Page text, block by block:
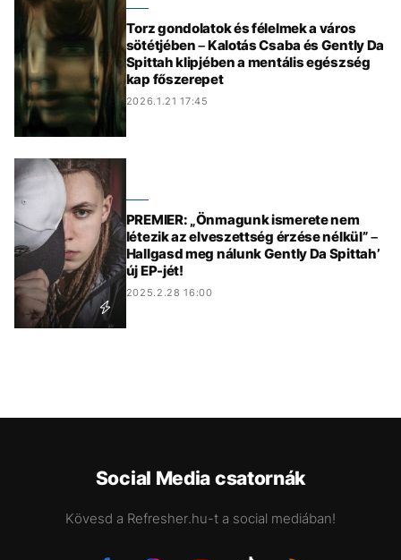
Torz gondolatok és félelmek a város
sötétjében – Kalotás Csaba és Gently Da
Spittah klipjében a mentális egészség
kap főszerepet
2026.1.21 17:45
PREMIER: „Önmagunk ismerete nem
létezik az elveszettség érzése nélkül” –
Hallgasd meg nálunk Gently Da Spittah’
új EP-jét!
2025.2.28 16:00
Social Media csatornák
Kövesd a Refresher.hu-t a social mediában!